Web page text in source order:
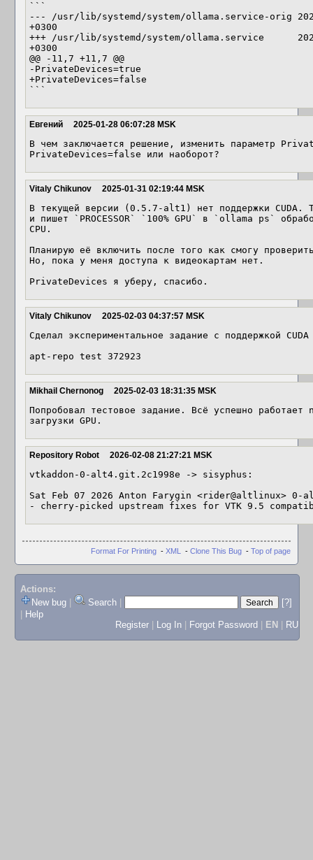
```
--- /usr/lib/systemd/system/ollama.service-orig
+0300
+++ /usr/lib/systemd/system/ollama.service
+0300
@@ -11,7 +11,7 @@
-PrivateDevices=true
+PrivateDevices=false
```
Евгений 2025-01-28 06:07:28 MSK
В чем заключается решение, изменить параметр
PrivateDevices=false или наоборот?
Vitaly Chikunov 2025-01-31 02:19:44 MSK
В текущей версии (0.5.7-alt1) нет поддержки CUDA.
и пишет `PROCESSOR` `100% GPU` в `ollama ps`
CPU.
Планирую её включить после того как смогу
Но, пока у меня доступа к видеокартам нет.
PrivateDevices я уберу, спасибо.
Vitaly Chikunov 2025-02-03 04:37:57 MSK
Сделал экспериментальное задание с поддержкой
apt-repo test 372923
Mikhail Chernonog 2025-02-03 18:31:35 MSK
Попробовал тестовое задание. Всё успешно работает
загрузки GPU.
Repository Robot 2026-02-08 21:27:21 MSK
vtkaddon-0-alt4.git.2c1998e -> sisyphus:
Sat Feb 07 2026 Anton Farygin <rider@altlinux> 0-
- cherry-picked upstream fixes for VTK 9.5
Format For Printing - XML - Clone This Bug - Top of page
Actions:
New bug
Search
[?]
Help
Register
Log In Forgot Password EN RU